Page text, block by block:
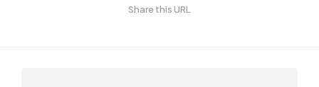
Share this URL